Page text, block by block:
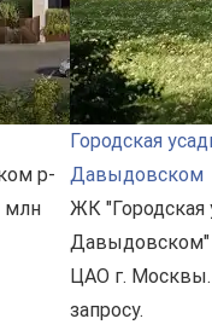
р-
млн
Городская
Давыдовском
ЖК "Городская
Давыдовском"
ЦАО г. Москвы.
запросу.